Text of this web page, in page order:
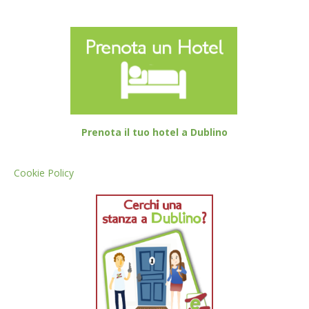
Prenota il tuo hotel a Dublino
Cookie Policy